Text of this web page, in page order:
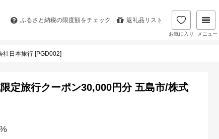
ふるさと納税の限度額をチェック 返礼品リスト
お気に入り メニュー
社日本旅行 [PGD002]
定旅行クーポン30,000円分 五島市/株式